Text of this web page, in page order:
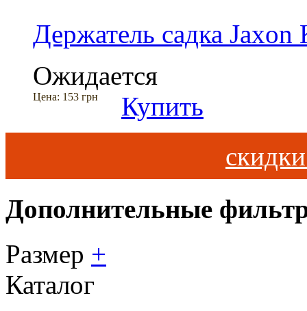
Держатель садка Jaxon
Ожидается
Цена: 153 грн
Купить
Дополнительные
Размер +
Каталог